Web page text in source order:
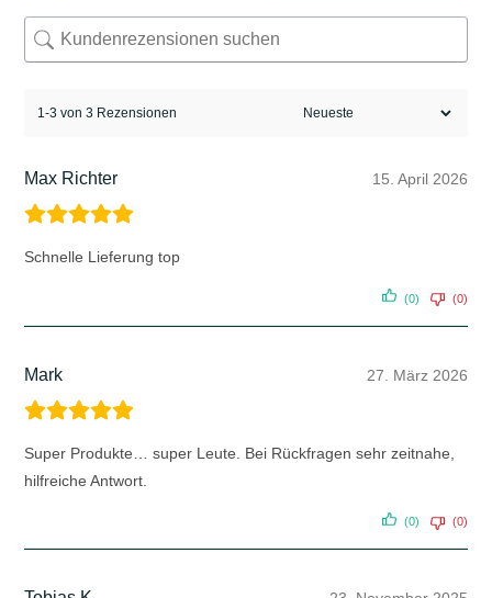
1-3 von 3 Rezensionen
Max Richter 15. April 2026
Schnelle Lieferung top
(0) (0)
Mark 27. März 2026
Super Produkte… super Leute. Bei Rückfragen sehr zeitnahe,
hilfreiche Antwort.
(0) (0)